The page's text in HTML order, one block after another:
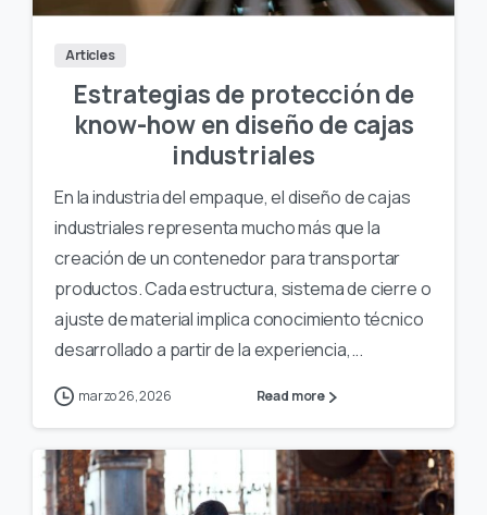
Articles
Estrategias de protección de
know-how en diseño de cajas
industriales
En la industria del empaque, el diseño de cajas
industriales representa mucho más que la
creación de un contenedor para transportar
productos. Cada estructura, sistema de cierre o
ajuste de material implica conocimiento técnico
desarrollado a partir de la experiencia,...
marzo 26, 2026 Read more